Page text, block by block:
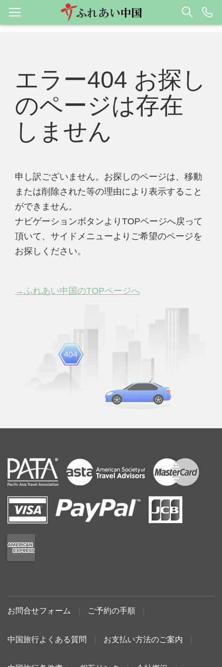
エラー404 お探し
のページは存在
しません
申し訳ございません。お探しのページは、移動
または削除された等の理由により表示すること
ができません。
ナビゲーションボタンよりTOPページへ戻って
頂いて、サイドメニューよりご希望のページを
お探しください。
→ふれあい中国のTOPページへ
お問合せフォーム ご予約の手順
中国旅行よくある質問 お支払い方法のご案内